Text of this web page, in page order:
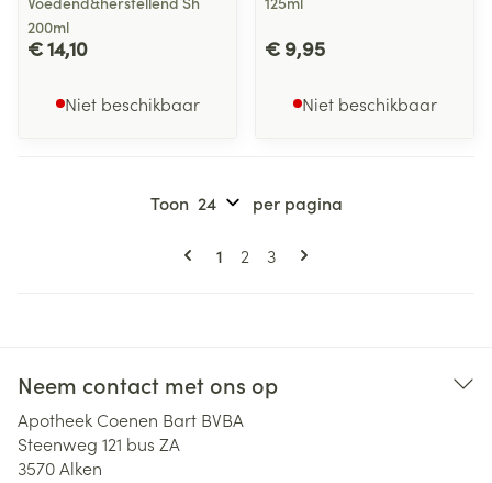
200ml
€ 14,10
Niet beschikbaar
€ 9,95
Niet beschikbaar
Pagina's
U lees momenteel pagina
1 Pagina
2 Pagina
3
Toon per pagina
Neem contact met ons op
Apotheek Coenen Bart BVBA
Steenweg 121 bus ZA
3570Alken